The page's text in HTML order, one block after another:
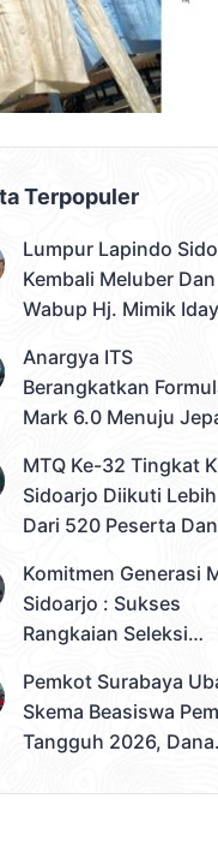
Terpopuler
Lumpur Lapindo
Kembali Meluber Dan
Wabup Hj. Mimik
Anargya ITS
Berangkatkan
Mark 6.0 Menuju
2026
MTQ Ke-32 Tingkat
Sidoarjo Diikuti Lebih
Dari 520 Peserta Dan
Juara Umum
Komitmen Generasi
Sidoarjo : Sukses
Rangkaian Seleksi
Pemilihan Duta Muda
Sidoarjo 2026
Pemkot Surabaya
Skema Beasiswa
Tangguh 2026, Dana
Sekolah